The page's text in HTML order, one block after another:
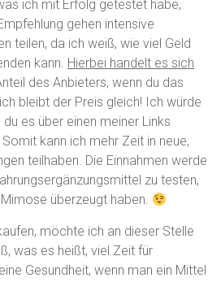
ich mit Erfolg getestet habe,
gehen intensive
teilen, da ich weiß, wie viel Geld
kann. Hierbei handelt es sich
des Anbieters, wenn du das
bleibt der Preis gleich! Ich würde
es über einen meiner Links
Somit kann ich mehr Zeit in neue,
teilhaben. Die Einnahmen werde
zu testen,
überzeugt haben.
möchte ich an dieser Stelle
was es heißt, viel Zeit für
Gesundheit, wenn man ein Mittel